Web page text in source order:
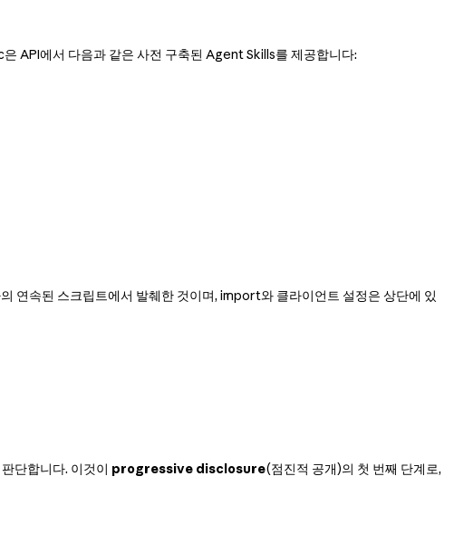
API에서 다음과 같은 사전 구축된 Agent Skills를 제공합니다:
연속된 스크립트에서 발췌한 것이며, import와 클라이언트 설정은 상단에 있
단합니다. 이것이 progressive disclosure(점진적 공개)의 첫 번째 단계로,